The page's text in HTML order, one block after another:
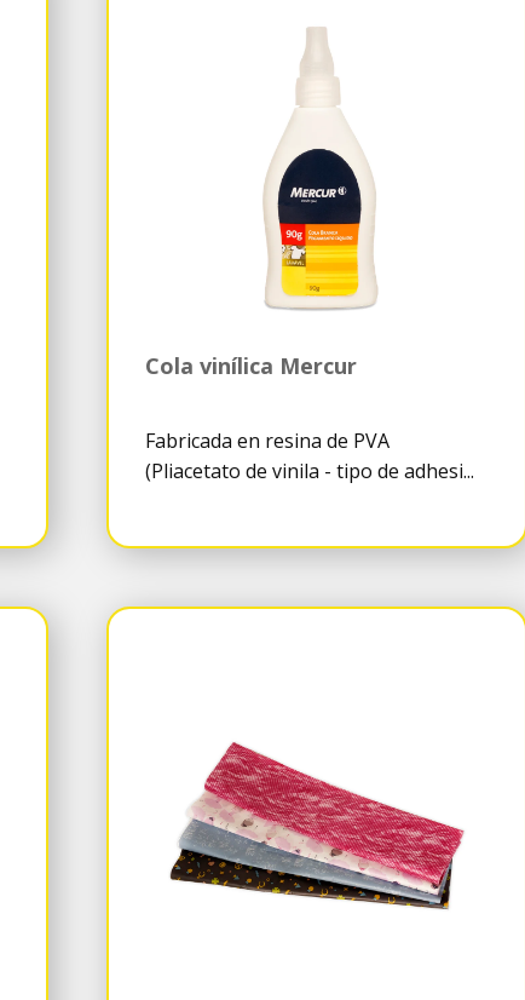
Cola vinílica Mercur
Fabricada en resina de PVA
(Pliacetato de vinila - tipo de adhesi...